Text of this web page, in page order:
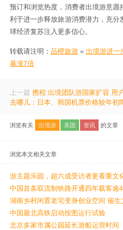
预订和浏览热度，消费者出境游意愿
利于进一步释放旅游消费潜力，充分
球经济复苏注入更多信心。
转载请注明： 品橙旅游 » 出境游进一
暴涨7倍
上一篇 携程:出境团队游国家扩容 用
去哪儿：日本、韩国机票价格较年初
浏览有关 出境游 美团 资讯 的文章
浏览本文相关文章
游主题乐园，超六成受访者更看重文
中国首条双流制铁路开通四年载客逾
湖南乡村闲置老宅变身创业空间 催生
中国最北高铁启动按图运行试验
北京多家市属公园延长游船运营时间